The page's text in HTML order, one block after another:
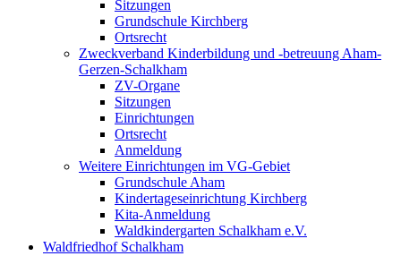
Sitzungen
Grundschule Kirchberg
Ortsrecht
Zweckverband Kinderbildung und -betreuung Aham-
Gerzen-Schalkham
ZV-Organe
Sitzungen
Einrichtungen
Ortsrecht
Anmeldung
Weitere Einrichtungen im VG-Gebiet
Grundschule Aham
Kindertageseinrichtung Kirchberg
Kita-Anmeldung
Waldkindergarten Schalkham e.V.
Waldfriedhof Schalkham